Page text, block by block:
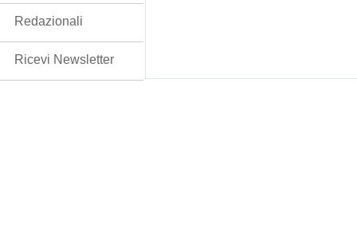
Redazionali
Ricevi Newsletter